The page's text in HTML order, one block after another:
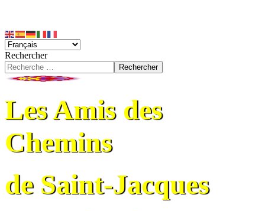
Rechercher
Rechercher
Les Amis des
Chemins
de Saint-Jacques